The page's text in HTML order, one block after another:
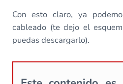
Con esto claro, ya
cableado (te dejo el
puedas descargarlo).